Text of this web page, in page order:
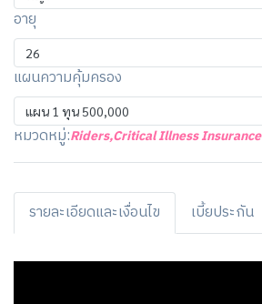
อายุ
26
แผนความคุ้มครอง
แผน 1 ทุน 500,000
หมวดหมู่:Riders,Critical Illness Insurance
รายละเอียดและเงื่อนไข เบี้ยประกัน